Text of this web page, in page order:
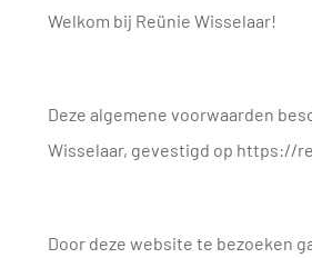
Welkom bij Reünie Wisselaar!
Deze algemene voorwaarden
Wisselaar, gevestigd op https://
Door deze website te bezoeken